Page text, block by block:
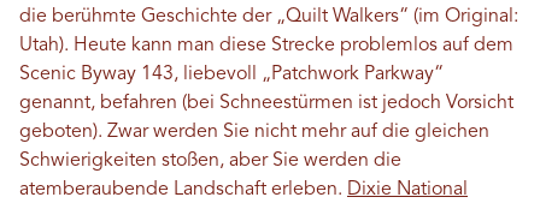
die berühmte Geschichte der „Quilt Walkers“ (im Original:
Utah). Heute kann man diese Strecke problemlos auf dem
Scenic Byway 143, liebevoll „Patchwork Parkway“
genannt, befahren (bei Schneestürmen ist jedoch Vorsicht
geboten). Zwar werden Sie nicht mehr auf die gleichen
Schwierigkeiten stoßen, aber Sie werden die
atemberaubende Landschaft erleben. Dixie National